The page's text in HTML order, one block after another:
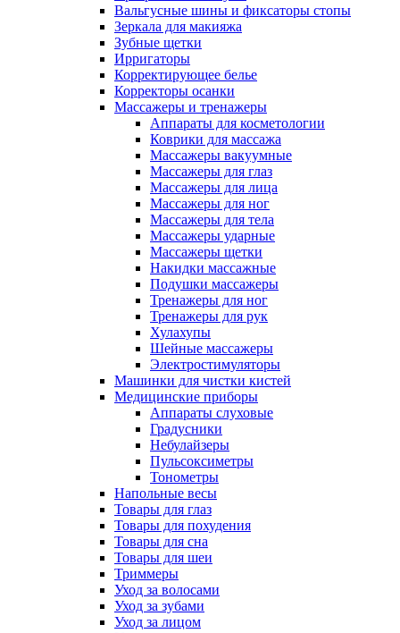
Вальгусные шины и фиксаторы стопы
Зеркала для макияжа
Зубные щетки
Ирригаторы
Корректирующее белье
Корректоры осанки
Массажеры и тренажеры
Аппараты для косметологии
Коврики для массажа
Массажеры вакуумные
Массажеры для глаз
Массажеры для лица
Массажеры для ног
Массажеры для тела
Массажеры ударные
Массажеры щетки
Накидки массажные
Подушки массажеры
Тренажеры для ног
Тренажеры для рук
Хулахупы
Шейные массажеры
Электростимуляторы
Машинки для чистки кистей
Медицинские приборы
Аппараты слуховые
Градусники
Небулайзеры
Пульсоксиметры
Тонометры
Напольные весы
Товары для глаз
Товары для похудения
Товары для сна
Товары для шеи
Триммеры
Уход за волосами
Уход за зубами
Уход за лицом